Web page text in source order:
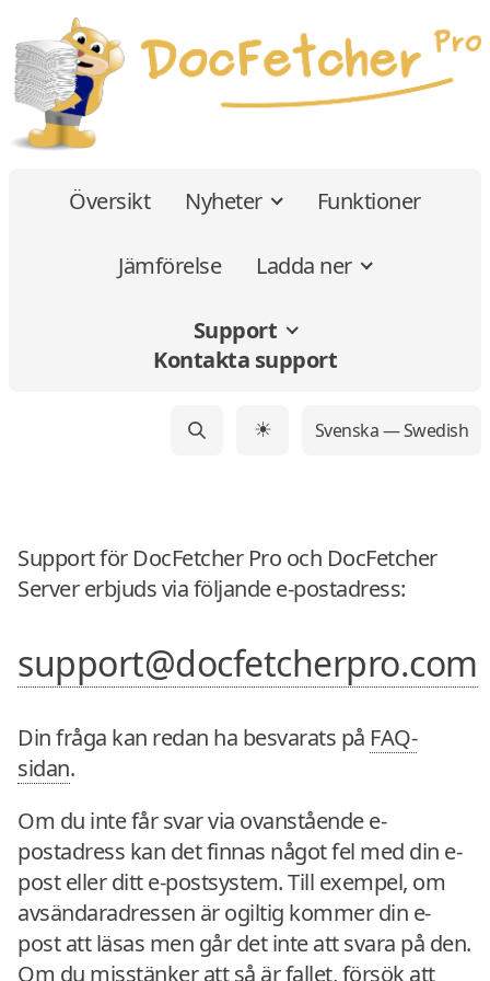
Översikt Nyheter Funktioner
Jämförelse Ladda ner
Support
Kontakta support
☀ Svenska — Swedish
Support för DocFetcher Pro och DocFetcher
Server erbjuds via följande e-postadress:
support@docfetcherpro.com
Din fråga kan redan ha besvarats på FAQ-
sidan.
Om du inte får svar via ovanstående e-
postadress kan det finnas något fel med din e-
post eller ditt e-postsystem. Till exempel, om
avsändaradressen är ogiltig kommer din e-
post att läsas men går det inte att svara på den.
Om du misstänker att så är fallet, försök att